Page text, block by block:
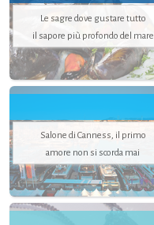
Le sagre dove gustare tutto
il sapore più profondo del mare
Salone di Canness, il primo
amore non si scorda mai